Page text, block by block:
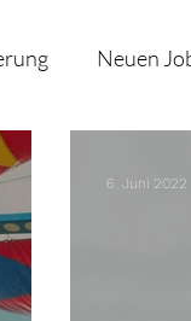
Neuen
6. Juni 2022